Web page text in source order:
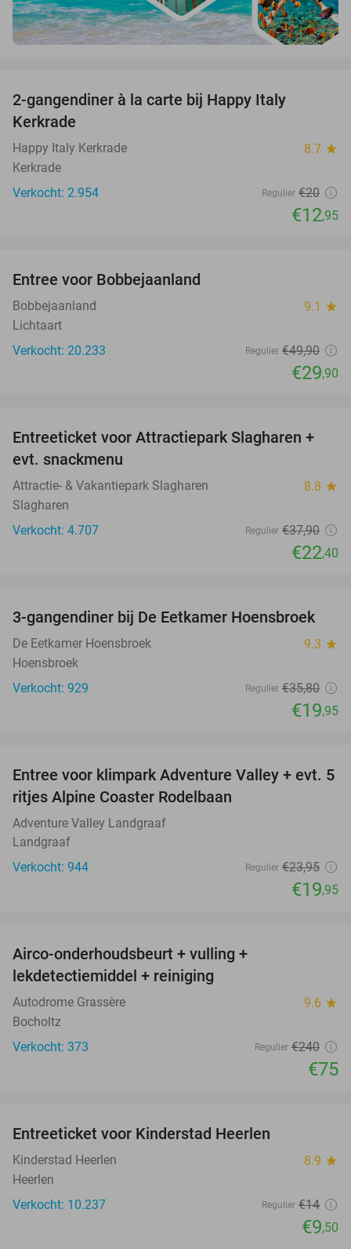
2-gangendiner à la carte bij Happy Italy
Kerkrade
Happy Italy Kerkrade 8.7 star
Kerkrade
Verkocht: 2.954
Regulier €20
€12,95
Entree voor Bobbejaanland
Bobbejaanland 9.1 star
Lichtaart
Verkocht: 20.233
Regulier €49,90
€29,90
41%
Entreeticket voor Attractiepark Slagharen +
evt. snackmenu
Attractie- & Vakantiepark Slagharen 8.8 star
Slagharen
Verkocht: 4.707
Regulier €37,90
€22,40
44%
3-gangendiner bij De Eetkamer Hoensbroek
De Eetkamer Hoensbroek 9.3 star
Hoensbroek
Verkocht: 929
Regulier €35,80
€19,95
17%
Entree voor klimpark Adventure Valley + evt. 5
ritjes Alpine Coaster Rodelbaan
Adventure Valley Landgraaf
Landgraaf
Verkocht: 944
Regulier €23,95
€19,95
Airco-onderhoudsbeurt + vulling +
lekdetectiemiddel + reiniging
Autodrome Grassère 9.6 star
Bocholtz
Verkocht: 373
Regulier €240
€75
Entreeticket voor Kinderstad Heerlen
Kinderstad Heerlen 8.9 star
Heerlen
Verkocht: 10.237
Regulier €14
€9,50